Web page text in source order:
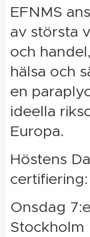
EFNMS
av största
och
hälsa och
en
ideella
Europa.
Höstens
certifiering:
Onsdag
Stockholm